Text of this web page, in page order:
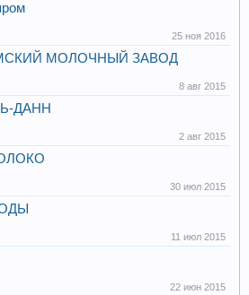
25 ноя 2016
МОЛОЧНЫЙ ЗАВОД
8 авг 2015
ДАНН
2 авг 2015
30 июл 2015
11 июл 2015
22 июн 2015